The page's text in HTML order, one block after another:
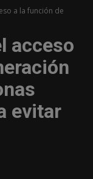
a la función de
acceso
evitar